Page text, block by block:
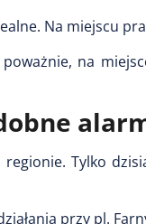
Na miejscu
na
Tylko
przy pl.